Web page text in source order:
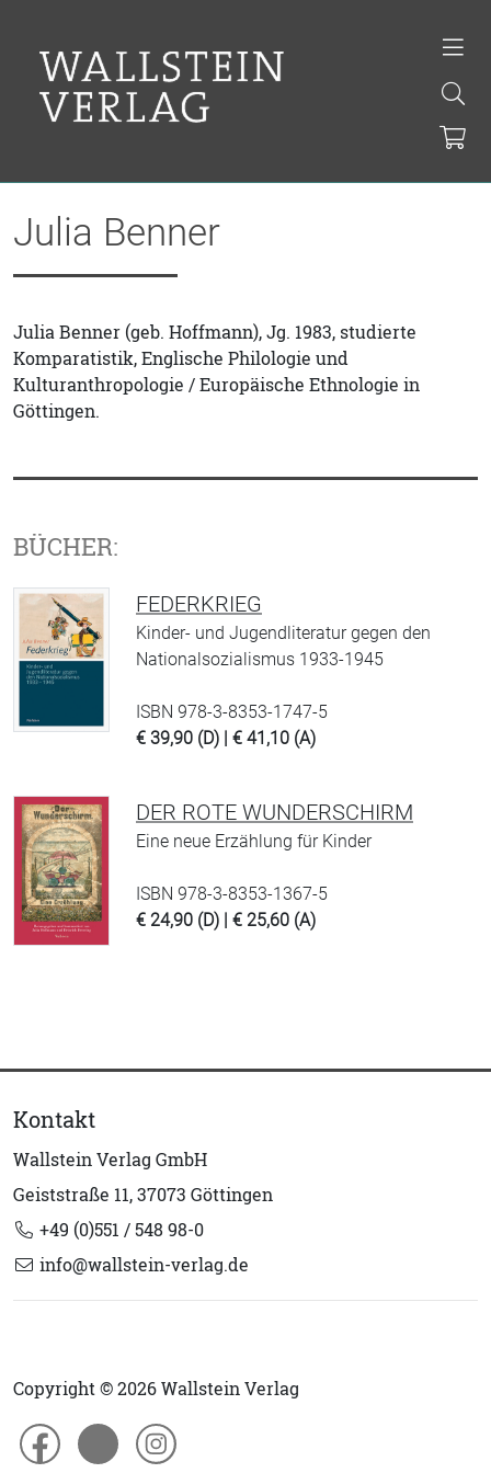
Julia Benner
Julia Benner (geb. Hoffmann), Jg. 1983, studierte
Komparatistik, Englische Philologie und
Kulturanthropologie / Europäische Ethnologie in
Göttingen.
BÜCHER:
FEDERKRIEG
Kinder- und Jugendliteratur gegen den
Nationalsozialismus 1933-1945
ISBN 978-3-8353-1747-5
€ 39,90 (D) | € 41,10 (A)
DER ROTE WUNDERSCHIRM
Eine neue Erzählung für Kinder
ISBN 978-3-8353-1367-5
€ 24,90 (D) | € 25,60 (A)
Kontakt
Wallstein Verlag GmbH
Geiststraße 11, 37073 Göttingen
+49 (0)551 / 548 98-0
info@wallstein-verlag.de
Copyright © 2026 Wallstein Verlag